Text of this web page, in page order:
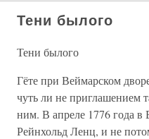
Тени былого
Тени былого
Гёте при Веймарском
чуть ли не приглашением
ним. В апреле 1776 года
Рейнхольд Ленц, и не